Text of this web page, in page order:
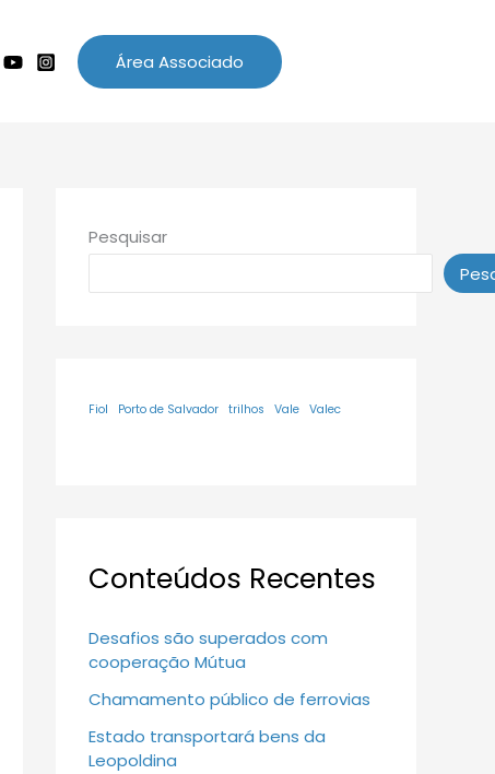
Área Associado
Pesquisar
Fiol Porto de Salvador trilhos Vale Valec
Conteúdos Recentes
Desafios são superados com
cooperação Mútua
Chamamento público de ferrovias
Estado transportará bens da
Leopoldina